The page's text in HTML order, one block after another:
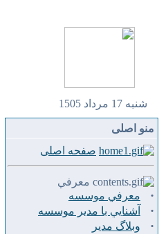
شنبه 17 مرداد 1505
منو اصلی
صفحه اصلی
معرفي
· معرفي موسسه
· آشنايي با مدير موسسه
·
وبلاگ مدير